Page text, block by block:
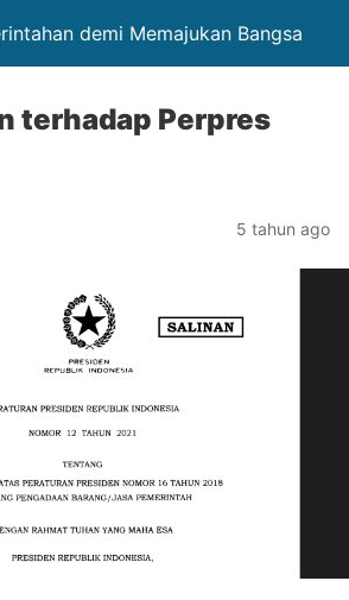
demi Memajukan Bangsa
terhadap Perpres
5 tahun ago